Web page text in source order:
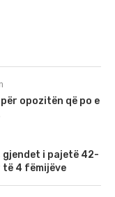
opozitën që po e
gjendet i pajetë 42-
4 fëmijëve